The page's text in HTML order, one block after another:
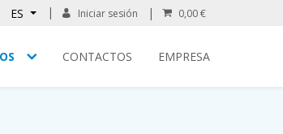
ES Iniciar sesión 0,00 €
CONTACTOS EMPRESA